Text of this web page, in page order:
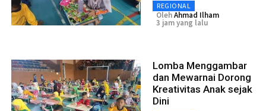
REGIONAL
OlehAhmad Ilham
3 jam yang lalu
Lomba Menggambar
dan Mewarnai Dorong
Kreativitas Anak sejak
Dini